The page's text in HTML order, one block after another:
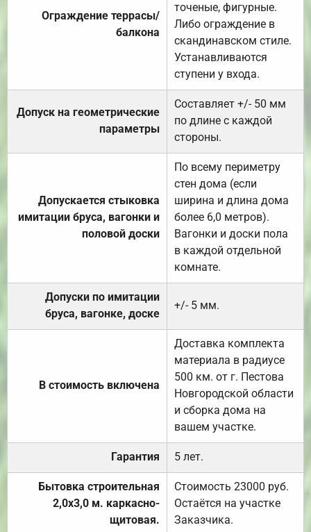
Ограждение террасы/
балкона
точеные, фигурные.
Либо ограждение в
скандинавском стиле.
Устанавливаются
ступени у входа.
Допуск на геометрические
параметры
Составляет +/- 50 мм
по длине с каждой
стороны.
Допускается стыковка
имитации бруса, вагонки и
половой доски
По всему периметру
стен дома (если
ширина и длина дома
более 6,0 метров).
Вагонки и доски пола
в каждой отдельной
комнате.
Допуски по имитации
бруса, вагонке, доске
+/- 5 мм.
В стоимость включена
Доставка комплекта
материала в радиусе
500 км. от г. Пестова
Новгородской области
и сборка дома на
вашем участке.
Гарантия 5 лет.
Бытовка строительная
2,0х3,0 м. каркасно-
щитовая.
Стоимость 23000 руб.
Остаётся на участке
Заказчика.